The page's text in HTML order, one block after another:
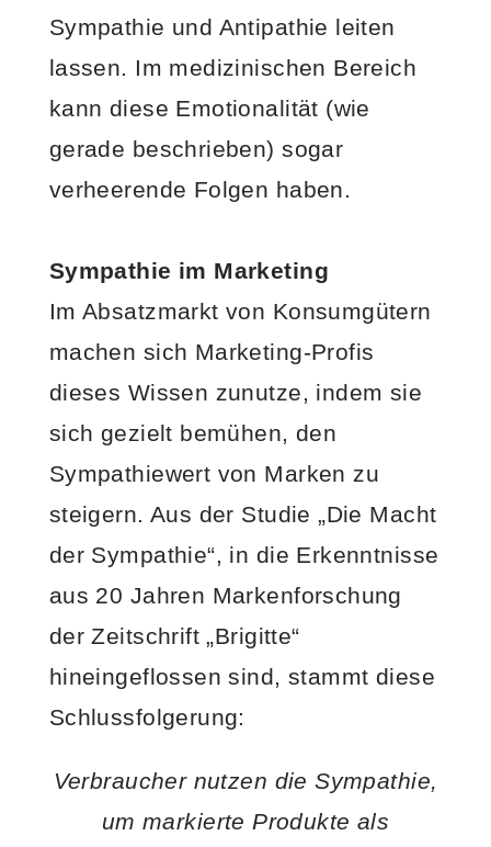
Sympathie und Antipathie leiten
lassen. Im medizinischen Bereich
kann diese Emotionalität (wie
gerade beschrieben) sogar
verheerende Folgen haben.
Sympathie im Marketing
Im Absatzmarkt von Konsumgütern
machen sich Marketing-Profis
dieses Wissen zunutze, indem sie
sich gezielt bemühen, den
Sympathiewert von Marken zu
steigern. Aus der Studie „Die Macht
der Sympathie“, in die Erkenntnisse
aus 20 Jahren Markenforschung
der Zeitschrift „Brigitte“
hineingeflossen sind, stammt diese
Schlussfolgerung:
Verbraucher nutzen die Sympathie,
um markierte Produkte als